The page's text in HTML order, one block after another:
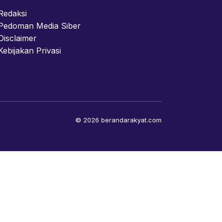
Media Siber
Privasi
© 2026 berandarakyat.com